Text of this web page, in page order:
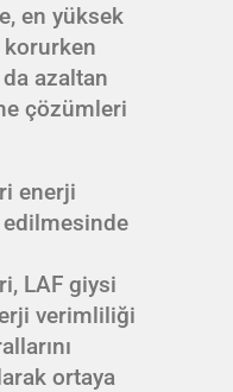
en yüksek
korurken
azaltan
çözümleri
enerji
edilmesinde
LAF giysi
verimliliği
ortaya